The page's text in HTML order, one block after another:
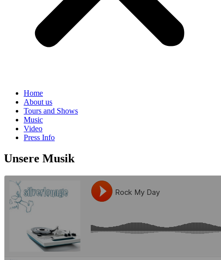
Home
About us
Tours and Shows
Music
Video
Press Info
Unsere Musik